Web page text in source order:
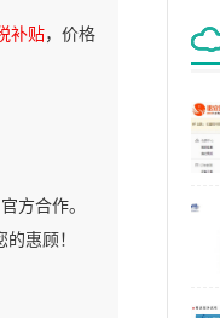
补贴，价格
方合作。
的惠顾！